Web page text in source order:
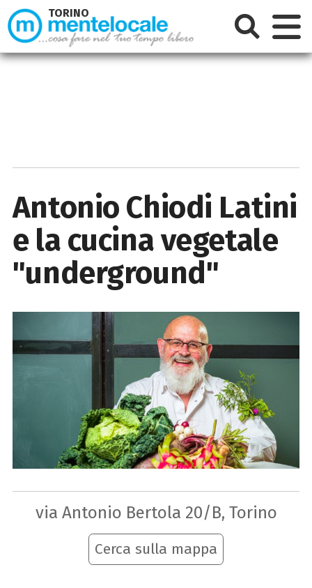
Antonio Chiodi Latini
e la cucina vegetale
"underground"
via Antonio Bertola 20/B, Torino
Cerca sulla mappa
TORINO